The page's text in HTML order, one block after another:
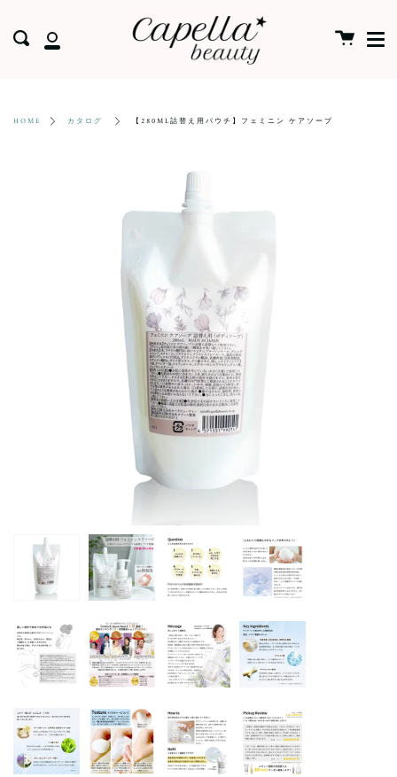
content
ア
ン
送
Cart
HOME カタログ 【280ML詰替え用パウチ】フェミニン ケアソープ